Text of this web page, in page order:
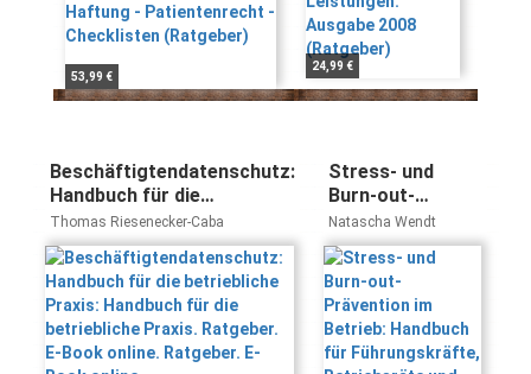
53,99 €
24,99 €
Beschäftigtendatenschutz:
Handbuch für die
betriebliche Praxis:
Handbuch für die
betriebliche Praxis.
Ratgeber. E-Book online.
Ratgeber. E-Book online
Thomas Riesenecker-Caba
Stress- und
Burn-out-
Prävention im
Betrieb:
Handbuch für
Führungskräfte,
Betriebsräte und
Arbeitsmediziner
(Ratgeber)
Natascha Wendt